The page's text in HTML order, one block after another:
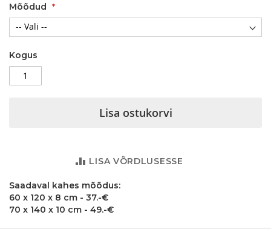
Mõõdud
Kogus
Lisa ostukorvi
LISA VÕRDLUSESSE
Saadaval kahes mõõdus:
60 x 120 x 8 cm - 37.-€
70 x 140 x 10 cm - 49.-€